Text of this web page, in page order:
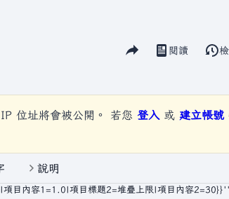
分享此頁面
視圖閱讀
位址將會被公開。 若您 登入 或 建立帳號
說明